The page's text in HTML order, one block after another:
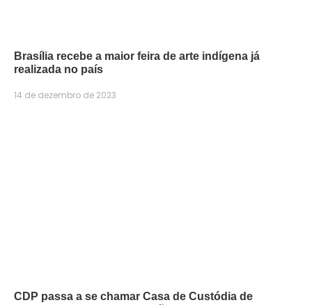
Brasília recebe a maior feira de arte indígena já
realizada no país
14 de dezembro de 2023
CDP passa a se chamar Casa de Custódia de